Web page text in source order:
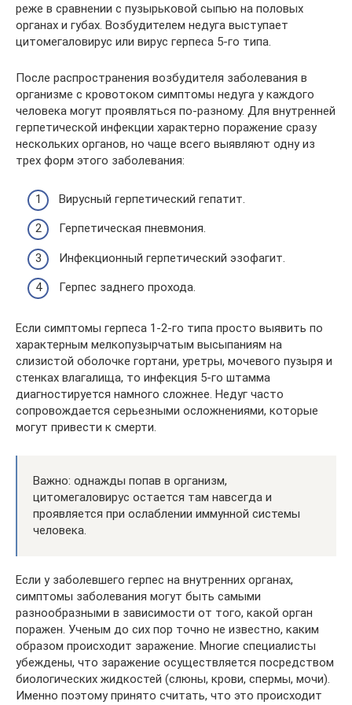
реже в сравнении с пузырьковой сыпью на половых
органах и губах. Возбудителем недуга выступает
цитомегаловирус или вирус герпеса 5-го типа.
После распространения возбудителя заболевания в
организме с кровотоком симптомы недуга у каждого
человека могут проявляться по-разному. Для внутренней
герпетической инфекции характерно поражение сразу
нескольких органов, но чаще всего выявляют одну из
трех форм этого заболевания:
Вирусный герпетический гепатит.
Герпетическая пневмония.
Инфекционный герпетический эзофагит.
Герпес заднего прохода.
Если симптомы герпеса 1-2-го типа просто выявить по
характерным мелкопузырчатым высыпаниям на
слизистой оболочке гортани, уретры, мочевого пузыря и
стенках влагалища, то инфекция 5-го штамма
диагностируется намного сложнее. Недуг часто
сопровождается серьезными осложнениями, которые
могут привести к смерти.
Важно: однажды попав в организм,
цитомегаловирус остается там навсегда и
проявляется при ослаблении иммунной системы
человека.
Если у заболевшего герпес на внутренних органах,
симптомы заболевания могут быть самыми
разнообразными в зависимости от того, какой орган
поражен. Ученым до сих пор точно не известно, каким
образом происходит заражение. Многие специалисты
убеждены, что заражение осуществляется посредством
биологических жидкостей (слюны, крови, спермы, мочи).
Именно поэтому принято считать, что это происходит